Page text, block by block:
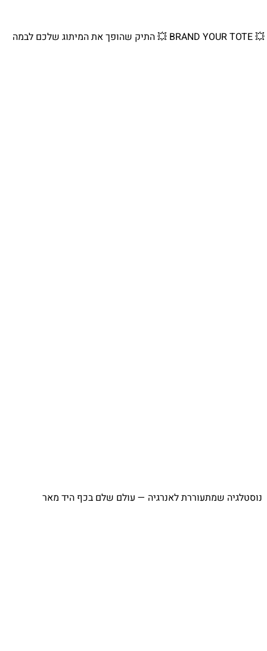
💥 BRAND YOUR TOTE 💥 התיק שהופך את המיתוג שלכם לבמה
⁨ נוסטלגיה שמתעוררת לאנרגיה — עולם שלם בכף היד מאר